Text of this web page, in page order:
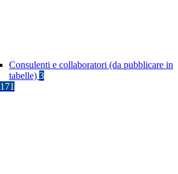
Consulenti e collaboratori (da pubblicare in
tabelle) 3
171